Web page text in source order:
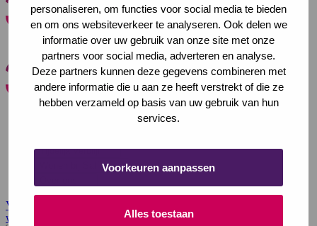
personaliseren, om functies voor social media te bieden
en om ons websiteverkeer te analyseren. Ook delen we
informatie over uw gebruik van onze site met onze
partners voor social media, adverteren en analyse.
Deze partners kunnen deze gegevens combineren met
andere informatie die u aan ze heeft verstrekt of die ze
hebben verzameld op basis van uw gebruik van hun
services.
Voorkeuren aanpassen
Alles toestaan
Saffier
Zoeken
Menu Sluiten
Zoeken
Saffier
Tijdelijk verblijf
Wonen bij Saffier
Voor verwijzers
website en opent in een nieuw venster.